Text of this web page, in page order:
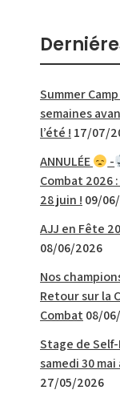
Summer
semaines
l’été ! 17/07/
ANNULÉE
-
Combat 2026
28 juin ! 09/
AJJ en Fête
08/06/2026
Nos
Retour sur la
Combat 08/
Stage de
samedi 30
27/05/2026